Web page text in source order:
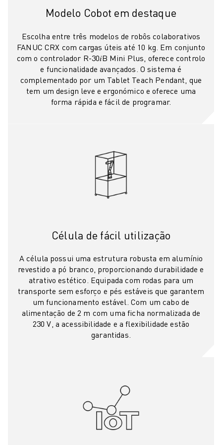
MANUTENÇÃO PREVENTIVA ROBOSHOT
MÁQUINAS EDM DE CORTE A FIO
ROBOCUT MÁQUINAS EDM DE CORTE A FIO
HARDWARE ROBOCUT
SOFTWARE ROBOCUT
MANUTENÇÃO PREVENTIVA ROBOCUT
SUSTENTABILIDADE ROBOCUT
REGISTO DE PRODUTOS » PORTAL FANUC
ELETRÓNICA
ALIMENTAÇÃO & BEBIDAS
PLÁSTICOS
ARMAZENAGEM, LOGÍSTICA, CORREIOS & ENCOMENDAS
APLICAÇÕES
PERFURAÇÃO E ROSCAGEM A ALTA VELOCIDADE
Modelo Cobot em destaque
Escolha entre três modelos de robôs colaborativos
FANUC CRX com cargas úteis até 10 kg. Em conjunto
com o controlador R-30𝑖B Mini Plus, oferece controlo
e funcionalidade avançados. O sistema é
complementado por um Tablet Teach Pendant, que
tem um design leve e ergonómico e oferece uma
forma rápida e fácil de programar.
Célula de fácil utilização
A célula possui uma estrutura robusta em alumínio
revestido a pó branco, proporcionando durabilidade e
atrativo estético. Equipada com rodas para um
transporte sem esforço e pés estáveis que garantem
um funcionamento estável. Com um cabo de
alimentação de 2 m com uma ficha normalizada de
230 V, a acessibilidade e a flexibilidade estão
garantidas.